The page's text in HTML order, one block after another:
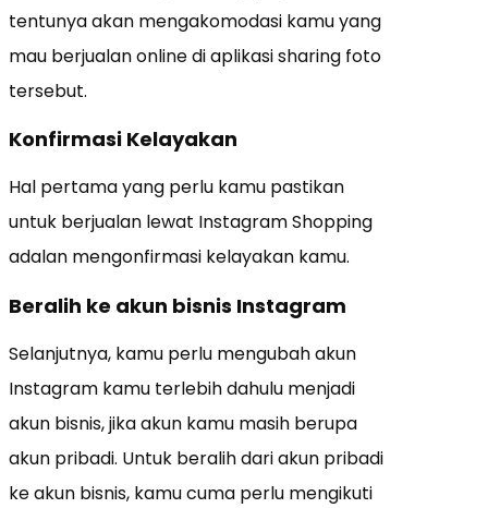
tentunya akan mengakomodasi kamu yang
mau berjualan online di aplikasi sharing foto
tersebut.
Konfirmasi Kelayakan
Hal pertama yang perlu kamu pastikan
untuk berjualan lewat Instagram Shopping
adalan mengonfirmasi kelayakan kamu.
Beralih ke akun bisnis Instagram
Selanjutnya, kamu perlu mengubah akun
Instagram kamu terlebih dahulu menjadi
akun bisnis, jika akun kamu masih berupa
akun pribadi. Untuk beralih dari akun pribadi
ke akun bisnis, kamu cuma perlu mengikuti